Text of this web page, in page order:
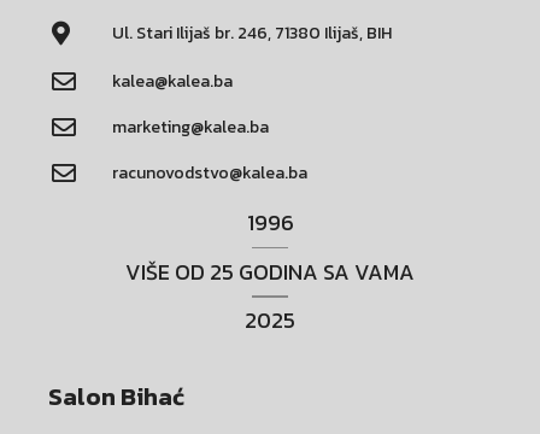
Ul. Stari Ilijaš br. 246, 71380 Ilijaš, BIH
kalea@kalea.ba
marketing@kalea.ba
racunovodstvo@kalea.ba
1996
VIŠE OD 25 GODINA SA VAMA
2025
Salon Bihać